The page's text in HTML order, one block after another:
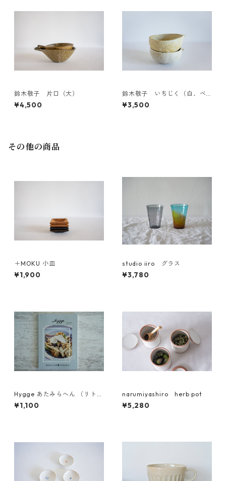
鈴木敬子 片口（大）
¥4,500
鈴木敬子 いちじく（白、ベ
ージュ）
¥3,500
その他の商品
＋MOKU 小皿
¥1,900
studio iiro グラス
¥3,780
Hygge あたみらへん （リトル
プレス）
¥1,100
narumiyashiro herb pot
¥5,280